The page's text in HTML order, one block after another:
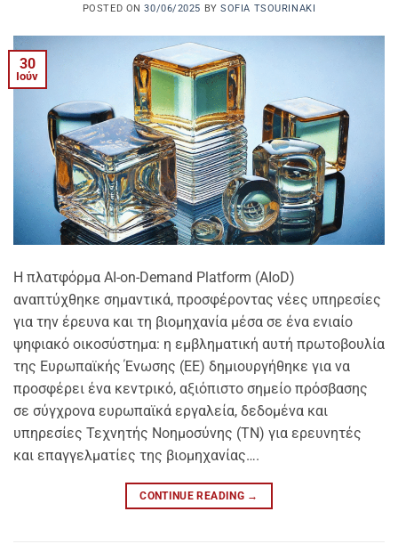
POSTED ON30/06/2025 BYSOFIA TSOURINAKI
30
Ιούν
Η πλατφόρμα AI-on-Demand Platform (AIoD)
αναπτύχθηκε σημαντικά, προσφέροντας νέες υπηρεσίες
για την έρευνα και τη βιομηχανία μέσα σε ένα ενιαίο
ψηφιακό οικοσύστημα: η εμβληματική αυτή πρωτοβουλία
της Ευρωπαϊκής Ένωσης (ΕΕ) δημιουργήθηκε για να
προσφέρει ένα κεντρικό, αξιόπιστο σημείο πρόσβασης
σε σύγχρονα ευρωπαϊκά εργαλεία, δεδομένα και
υπηρεσίες Τεχνητής Νοημοσύνης (ΤΝ) για ερευνητές
και επαγγελματίες της βιομηχανίας….
CONTINUE READING →